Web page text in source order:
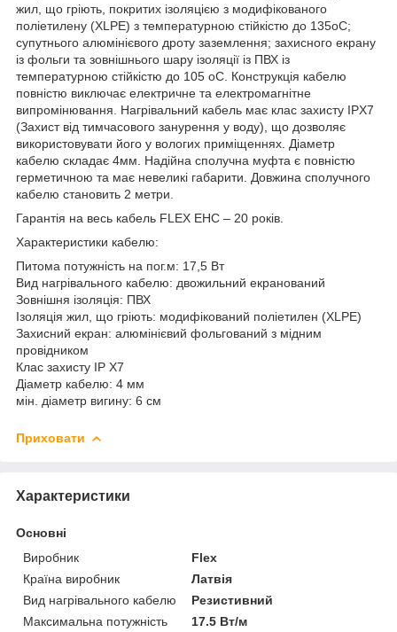
жил, що гріють, покритих ізоляцією з модифікованого
поліетилену (XLPE) з температурною стійкістю до 135oC;
супутнього алюмінієвого дроту заземлення; захисного екрану
із фольги та зовнішнього шару ізоляції із ПВХ із
температурною стійкістю до 105 oC. Конструкція кабелю
повністю виключає електричне та електромагнітне
випромінювання. Нагрівальний кабель має клас захисту IPX7
(Захист від тимчасового занурення у воду), що дозволяє
використовувати його у вологих приміщеннях. Діаметр
кабелю складає 4мм. Надійна сполучна муфта є повністю
герметичною та має невеликі габарити. Довжина сполучного
кабелю становить 2 метри.
Гарантія на весь кабель FLEX EHC – 20 років.
Характеристики кабелю:
Питома потужність на пог.м: 17,5 Вт
Вид нагрівального кабелю: двожильний екранований
Зовнішня ізоляція: ПВХ
Ізоляція жил, що гріють: модифікований поліетилен (XLPE)
Захисний екран: алюмінієвий фольгований з мідним
провідником
Клас захисту IP X7
Діаметр кабелю: 4 мм
мін. діаметр вигину: 6 см
Приховати
Характеристики
Основні
Виробник
Flex
Країна виробник
Латвія
Вид нагрівального кабелю
Резистивний
Максимальна потужність
17.5 Вт/м